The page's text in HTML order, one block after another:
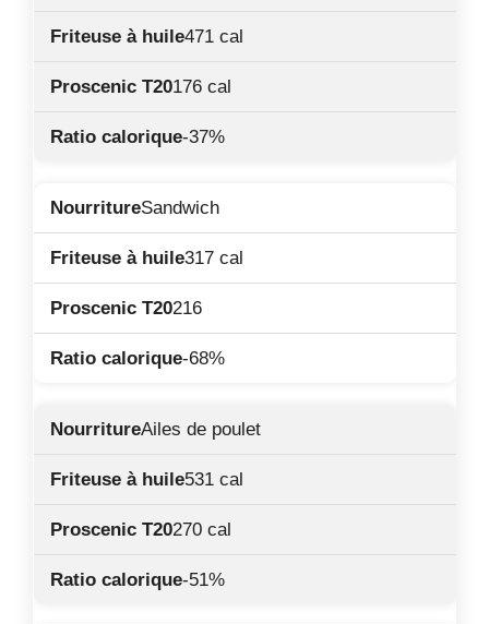
471 cal
176 cal
-37%
Sandwich
317 cal
216
-68%
Ailes de poulet
531 cal
270 cal
-51%